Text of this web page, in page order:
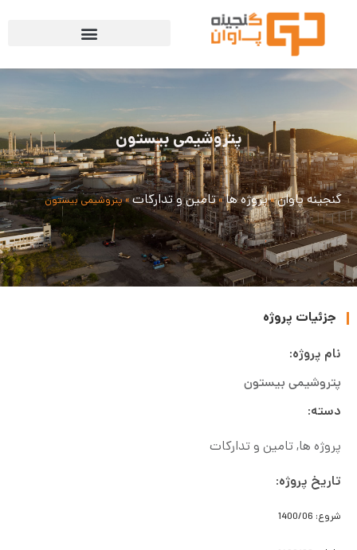
پتروشیمی بیستون
گنجینه پاوان»پروژه ها»تامین و تدارکات»پتروشیمی بیستون
جزئیات پروژه
نام پروژه:
پتروشیمی بیستون
دسته:
پروژه ها,تامین و تدارکات
تاریخ پروژه:
شروع: 1400/06